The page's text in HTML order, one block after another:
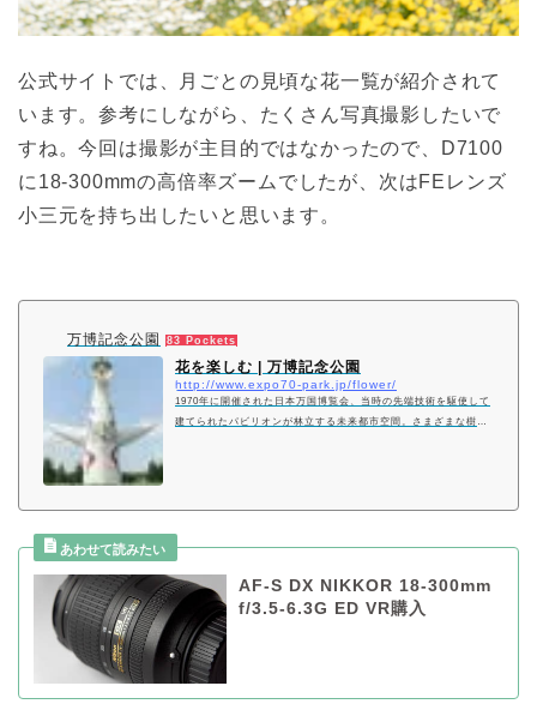
公式サイトでは、月ごとの見頃な花一覧が紹介されて
います。参考にしながら、たくさん写真撮影したいで
すね。今回は撮影が主目的ではなかったので、D7100
に18-300mmの高倍率ズームでしたが、次はFEレンズ
小三元を持ち出したいと思います。
万博記念公園 83 Pockets
花を楽しむ | 万博記念公園
http://www.expo70-park.jp/flower/
1970年に開催された日本万国博覧会、当時の先端技術を駆使して
建てられたパビリオンが林立する未来都市空間。さまざまな樹木
AF-S DX NIKKOR 18-300mm
f/3.5-6.3G ED VR購入